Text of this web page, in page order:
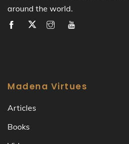
around the world.
Madena Virtues
Articles
Books